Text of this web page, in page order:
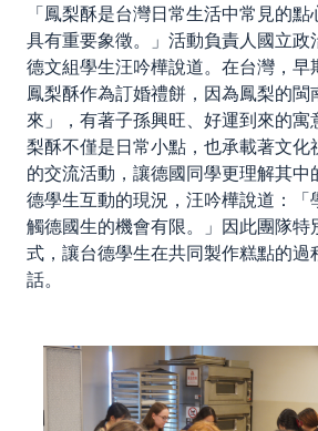
「鳳梨酥是台灣日常生活中常見的
具有重要象徵。」活動負責人國立政
德文組學生汪吟樺說道。在台灣，早
鳳梨酥作為訂婚禮餅，因為鳳梨的閩
來」，有著子孫興旺、好運到來的
梨酥不僅是日常小點，也承載著文化
的交流活動，讓德國同學更理解其中
德學生互動的現況，汪吟樺說道：「
觸德國生的機會有限。」因此團隊特
式，讓台德學生在共同製作糕點的過
話。